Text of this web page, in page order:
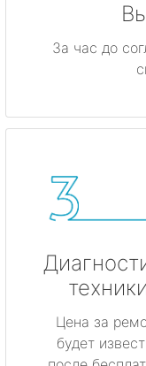
За час до
техники
Цена за
будет